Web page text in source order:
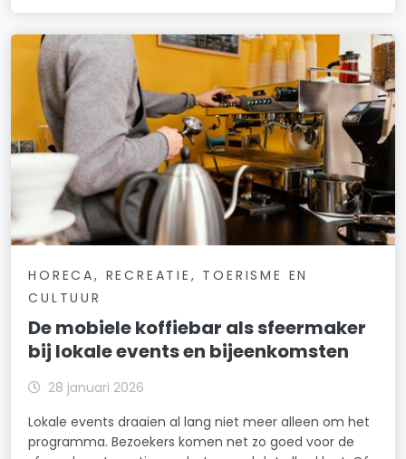
HORECA, RECREATIE, TOERISME EN
CULTUUR
De mobiele koffiebar als sfeermaker
bij lokale events en bijeenkomsten
28 januari 2026
Lokale events draaien al lang niet meer alleen om het
programma. Bezoekers komen net zo goed voor de